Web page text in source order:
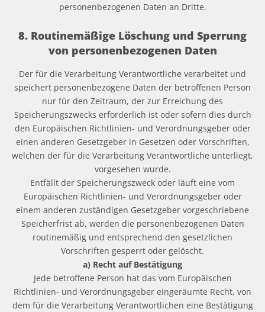
personenbezogenen Daten an Dritte.
8. Routinemäßige Löschung und Sperrung
von personenbezogenen Daten
Der für die Verarbeitung Verantwortliche verarbeitet und
speichert personenbezogene Daten der betroffenen Person
nur für den Zeitraum, der zur Erreichung des
Speicherungszwecks erforderlich ist oder sofern dies durch
den Europäischen Richtlinien- und Verordnungsgeber oder
einen anderen Gesetzgeber in Gesetzen oder Vorschriften,
welchen der für die Verarbeitung Verantwortliche unterliegt,
vorgesehen wurde.
Entfällt der Speicherungszweck oder läuft eine vom
Europäischen Richtlinien- und Verordnungsgeber oder
einem anderen zuständigen Gesetzgeber vorgeschriebene
Speicherfrist ab, werden die personenbezogenen Daten
routinemäßig und entsprechend den gesetzlichen
Vorschriften gesperrt oder gelöscht.
a) Recht auf Bestätigung
Jede betroffene Person hat das vom Europäischen
Richtlinien- und Verordnungsgeber eingeräumte Recht, von
dem für die Verarbeitung Verantwortlichen eine Bestätigung